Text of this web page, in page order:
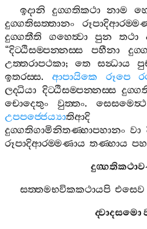
ඉදානි දුග‍්ගතිකථා නාම
දුග‍්ගතිසත‍්තානං
දුග‍්ගතීති
ගහෙත්‍වා පුන තථා
“දිට‍්ඨිසම‍්පන‍්නස‍්ස පහීනා
උත‍්තරාපථකා;තෙ සන්‍ධාය
ඉතරස‍්ස. ආපායිකෙ රූපෙ
ලද‍්ධියා දිට‍්ඨිසම‍්පන‍්නස‍්ස
චොදෙතුං
වුත‍්තං. සෙසමෙත්‍ථ
උපපජ‍්ජෙය්‍යාතිආදි
දුග‍්ගතිගාමිනිතණ‍්හාපහානං වා
රූපාදිආරම‍්මණාය තණ‍්හාය
සත‍්තමභවිකකථායපි එසෙව
ද‍්වාදසමො